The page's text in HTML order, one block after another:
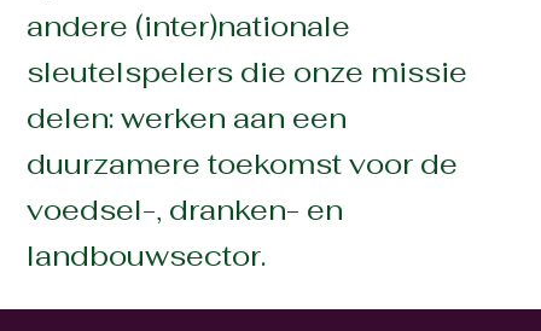
andere (inter)nationale
sleutelspelers die onze missie
delen: werken aan een
duurzamere toekomst voor de
voedsel-, dranken- en
landbouwsector.